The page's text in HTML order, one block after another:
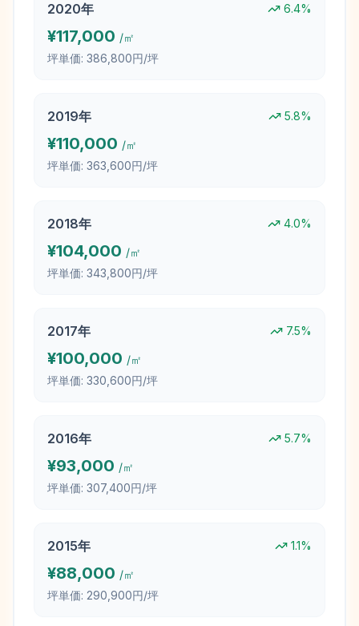
2020年 6.4%
¥117,000 /㎡
坪単価: 386,800円/坪
2019年 5.8%
¥110,000 /㎡
坪単価: 363,600円/坪
2018年 4.0%
¥104,000 /㎡
坪単価: 343,800円/坪
2017年 7.5%
¥100,000 /㎡
坪単価: 330,600円/坪
2016年 5.7%
¥93,000 /㎡
坪単価: 307,400円/坪
2015年 1.1%
¥88,000 /㎡
坪単価: 290,900円/坪